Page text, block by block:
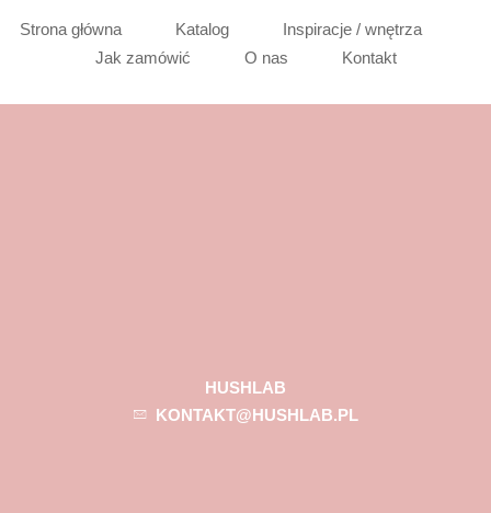
Strona główna Katalog
Inspiracje / wnętrza
Jak zamówić
O nas Kontakt
HUSHLAB
KONTAKT@HUSHLAB.PL